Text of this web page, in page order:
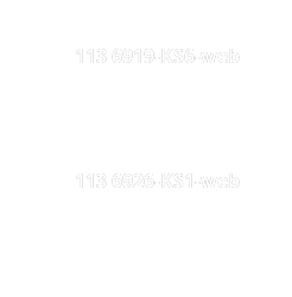
113 6919-KS6-web
113 6926-KS1-web